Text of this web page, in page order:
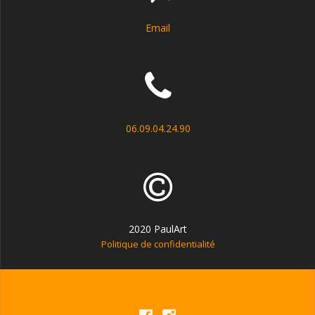
Email
06.09.04.24.90
2020 PaulArt
Politique de confidentialité